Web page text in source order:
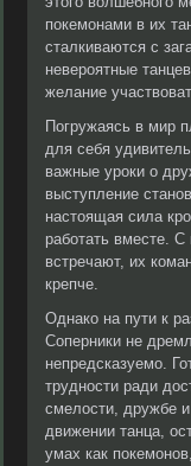
покемонами в их
сталкиваются с
невероятные
желание
Погружаясь в мир
для себя
важные уроки о
выступление
настоящая сила
работать вместе.
встречают, их
крепче.
Однако на пути к
Соперники не
непредсказуемо.
трудности ради
смелости, дружбе
движении танца,
умах как